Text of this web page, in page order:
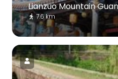
Lianzuo Mountain
7.6 km